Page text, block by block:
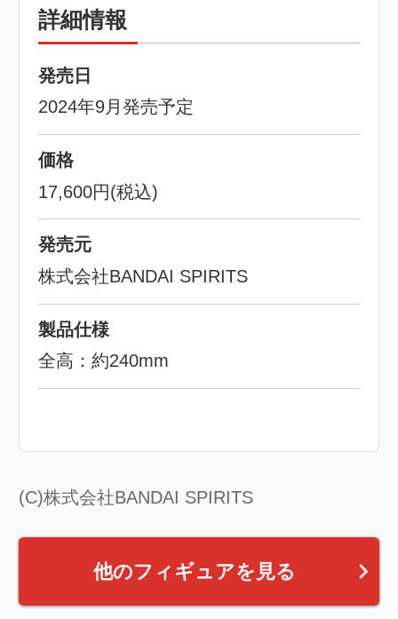
詳細情報
発売日
2024年9月発売予定
価格
17,600円(税込)
発売元
株式会社BANDAI SPIRITS
製品仕様
全高：約240mm
(C)株式会社BANDAI SPIRITS
他のフィギュアを見る